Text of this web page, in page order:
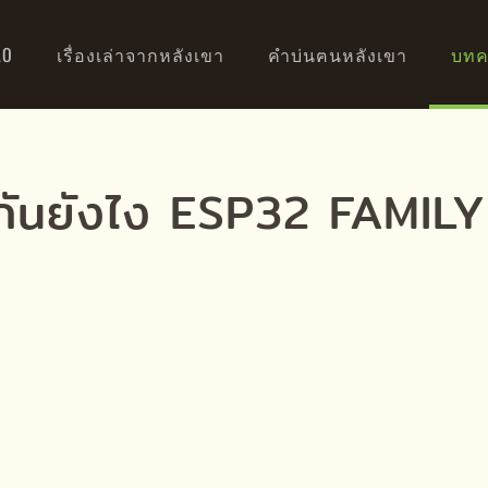
เรื่องเล่าจากหลังเขา คำบ่นฅนหลังเขา บท
ยังไง ESP32 FAMILY